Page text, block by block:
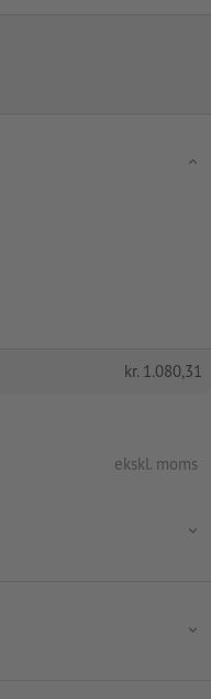
kr. 1.080,31
ekskl. moms